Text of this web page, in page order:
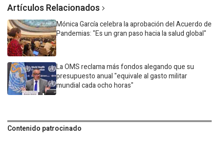
Artículos Relacionados
Mónica García celebra la aprobación del Acuerdo de
Pandemias: "Es un gran paso hacia la salud global"
La OMS reclama más fondos alegando que su
presupuesto anual "equivale al gasto militar
mundial cada ocho horas"
Contenido patrocinado